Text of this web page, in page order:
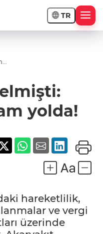
TR
yolda!
hareketlilik,
ve vergi
üzerinde